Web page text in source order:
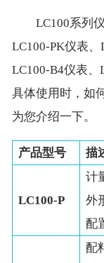
LC100系列仪
LC100-PK仪表、
LC100-B4仪表、
具体使用时，如
为您介绍一下。
产品型号 描
LC100-P
计
外
配
配